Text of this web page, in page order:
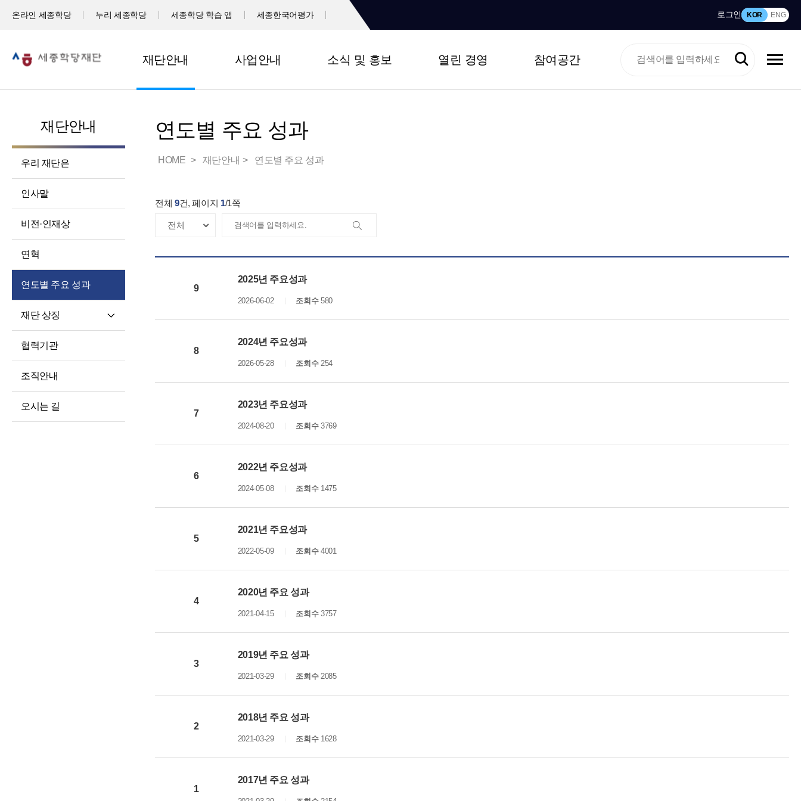
온라인 세종학당 누리 세종학당 세종학당 학습 앱 세종한국어평가 로그인 KOR ENG
재단안내 사업안내 소식 및 홍보 열린 경영 참여공간
재단안내
우리 재단은
인사말
비전·인재상
연혁
연도별 주요 성과
재단 상징
협력기관
조직안내
오시는 길
연도별 주요 성과
HOME 재단안내 연도별 주요 성과
전체 9건, 페이지 1/1쪽
9
2025년 주요성과
2026-06-02 조회수580
8
2024년 주요성과
2026-05-28 조회수254
7
2023년 주요성과
2024-08-20 조회수3769
6
2022년 주요성과
2024-05-08 조회수1475
5
2021년 주요성과
2022-05-09 조회수4001
4
2020년 주요 성과
2021-04-15 조회수3757
3
2019년 주요 성과
2021-03-29 조회수2085
2
2018년 주요 성과
2021-03-29 조회수1628
1
2017년 주요 성과